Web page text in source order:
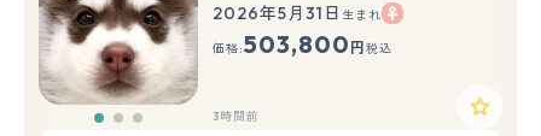
もっと見る
2026年5月31日 生まれ
価格:503,800 円 税込
3時間前